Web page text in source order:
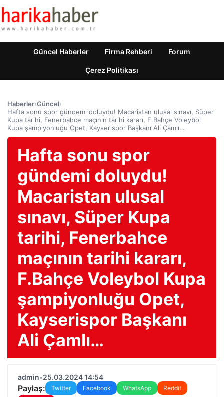
Güncel Haberler Firma Rehberi Forum
Çerez Politikası
Haberler›Güncel›
Hafta sonu spor gündemi doluydu! Macaristan ulusal sınavı, Süper
Kupa tarihi, Fenerbahce maçının tarihi kararı, F.Bahçe Voleybol
Kupa şampiyonluğu Opet, Kayserispor Başkanı Ali Çamlı…
Hafta sonu spor
gündemi doluydu!
Macaristan ulusal
sınavı, Süper Kupa
tarihi, Fenerbahce
maçının tarihi kararı,
F.Bahçe Voleybol Kupa
şampiyonluğu Opet,
Kayserispor Başkanı
Ali Çamlı…
admin•25.03.2024 14:54
Paylaş: Twitter Facebook WhatsApp
Reddit